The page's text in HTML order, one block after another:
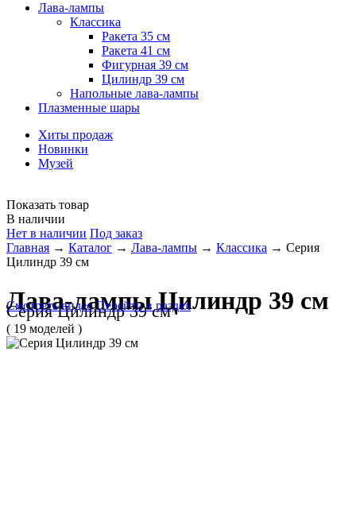
Лава-лампы
Классика
Ракета 35 см
Ракета 41 см
Фигурная 39 см
Цилиндр 39 см
Напольные лава-лампы
Плазменные шары
Хиты продаж
Новинки
Музей
Показать товар
В наличии
Нет в наличии Под заказ
Главная → Каталог → Лава-лампы → Классика → Серия
Цилиндр 39 см
Лава-лампы Цилиндр 39 см
Серия Цилиндр 39 см
( 19 моделей )
Смотреть видео Перейти в раздел